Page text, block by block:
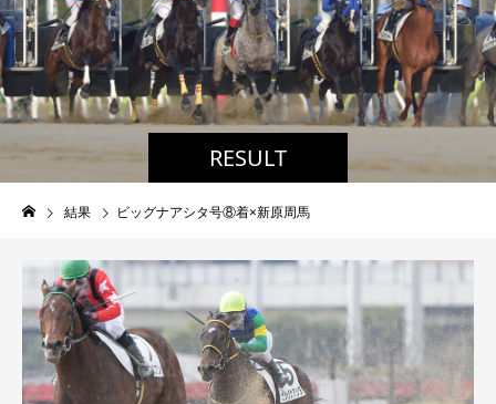
RESULT
結果 ビッグナアシタ号⑧着×新原周馬